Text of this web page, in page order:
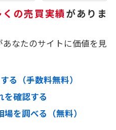
くの売買実績がありま
なたのサイトに価値を見
る（手数料無料）
を確認する
を調べる（無料）